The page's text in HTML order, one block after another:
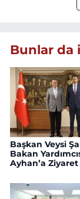
Bunlar da
Başkan Veysi
Bakan
Ayhan’a Ziyaret